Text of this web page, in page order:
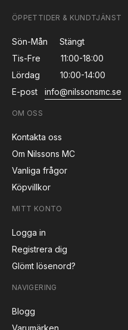
ÖPPETTIDER & KUNDTJÄNST
Sön-Mån
Stängt
Tis-Fre
11:00-18:00
Lördag
10:00-14:00
E-post
info@nilssonsmc.se
OM OSS
Kontakta oss
Om Nilssons MC
Vanliga frågor
Köpvillkor
MITT KONTO
Logga in
Registrera dig
Glömt lösenord?
NAVIGERING
Blogg